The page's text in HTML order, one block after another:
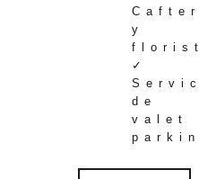
y
✓
de
valet